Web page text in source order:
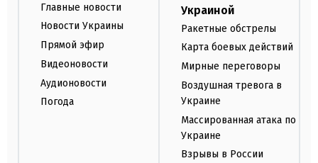
Главные новости
Новости Украины
Прямой эфир
Видеоновости
Аудионовости
Погода
Украиной
Ракетные обстрелы
Карта боевых действий
Мирные переговоры
Воздушная тревога в
Украине
Массированная атака по
Украине
Взрывы в России